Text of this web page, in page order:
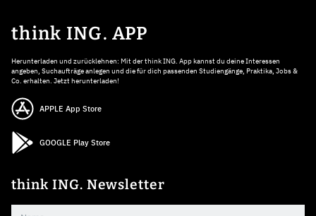
think ING. APP
Herunterladen und zurücklehnen: Mit der think ING. App kannst du deine Interessen
angeben, Suchaufträge anlegen und die für dich passenden Studiengänge, Praktika, Jobs &
Co. erhalten. Jetzt herunterladen!
APPLE App Store
GOOGLE Play Store
think ING. Newsletter